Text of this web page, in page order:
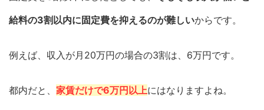
給料の3割以内に固定費を抑えるのが難しいからです。
例えば、収入が月20万円の場合の3割は、6万円です。
都内だと、 家賃だけで6万円以上にはなりますよね。